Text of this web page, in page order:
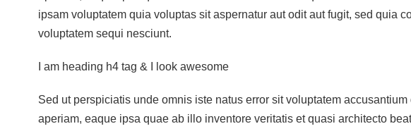
ipsam voluptatem quia voluptas sit aspernatur aut odit aut fugit, sed quia
voluptatem sequi nesciunt.
I am heading h4 tag & I look awesome
Sed ut perspiciatis unde omnis iste natus error sit voluptatem
aperiam, eaque ipsa quae ab illo inventore veritatis et quasi architecto